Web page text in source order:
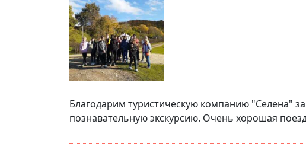
Благодарим туристическую компанию "Селена"
познавательную экскурсию. Очень хорошая